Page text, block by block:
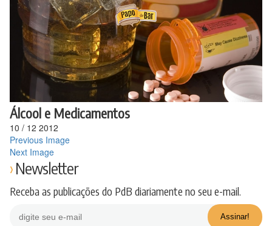
conteúdo
Álcool e Medicamentos
10 / 12 2012
Previous Image
Next Image
Newsletter
Receba as publicações do PdB diariamente no seu e-mail.